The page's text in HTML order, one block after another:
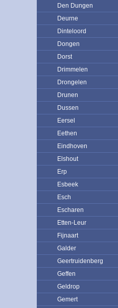
Den Dungen
Deurne
Dinteloord
Dongen
Dorst
Drimmelen
Drongelen
Drunen
Dussen
Eersel
Eethen
Eindhoven
Elshout
Erp
Esbeek
Esch
Escharen
Etten-Leur
Fijnaart
Galder
Geertruidenberg
Geffen
Geldrop
Gemert